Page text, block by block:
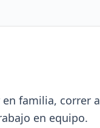
familia, correr
en equipo.